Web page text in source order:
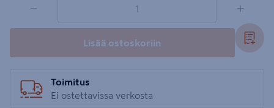
− +
Lisää ostoskoriin
Toimitus
Ei ostettavissa verkosta